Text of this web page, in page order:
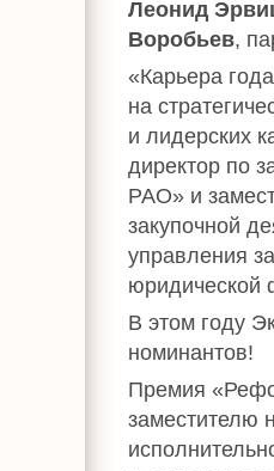
Леонид
Воробьев,
«Карьера
на
и лидерских
директор по
РАО» и
закупочной
управления
юридической
В этом году
номинантов!
Премия
заместителю